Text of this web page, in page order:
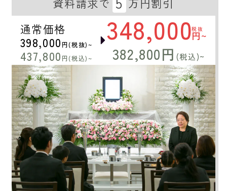
通常価格
398,000 円(税抜)~
437,800 円(税込)~
348,000税抜
円~
382,800円 (税込)~